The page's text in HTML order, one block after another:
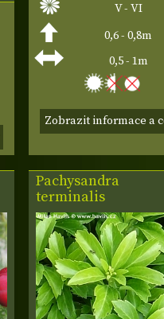
V - VI
0,6 - 0,8m
0,5 - 1m
Zobrazit informace a
Pachysandra
terminalis